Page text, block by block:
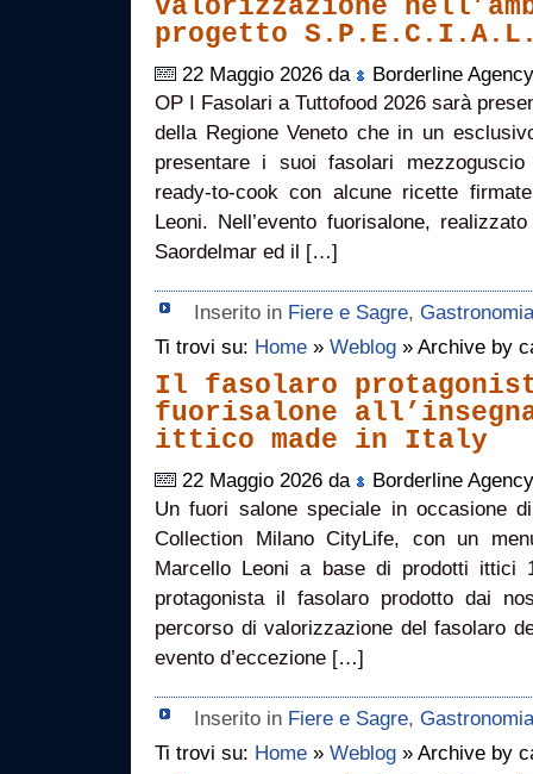
valorizzazione
progetto
22 Maggio 2026 da
Borderline Agency
OP I Fasolari a Tuttofood 2026 sarà
della Regione Veneto che in un
presentare i suoi fasolari
ready-to-cook con alcune ricette
Leoni. Nell’evento fuorisalone,
Saordelmar ed il […]
Inserito in Fiere e Sagre, Gastronomia
Ti trovi su: Home » Weblog » Archive by
Il fasolaro
fuorisalone
ittico made in Italy
22 Maggio 2026 da
Borderline Agency
Un fuori salone speciale in occasione
Collection Milano CityLife, con un
Marcello Leoni a base di prodotti ittici
protagonista il fasolaro prodotto dai
percorso di valorizzazione del fasolaro
evento d’eccezione […]
Inserito in Fiere e Sagre, Gastronomia
Ti trovi su: Home » Weblog » Archive by